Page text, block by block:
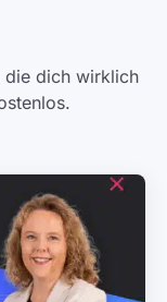
die dich wirklich